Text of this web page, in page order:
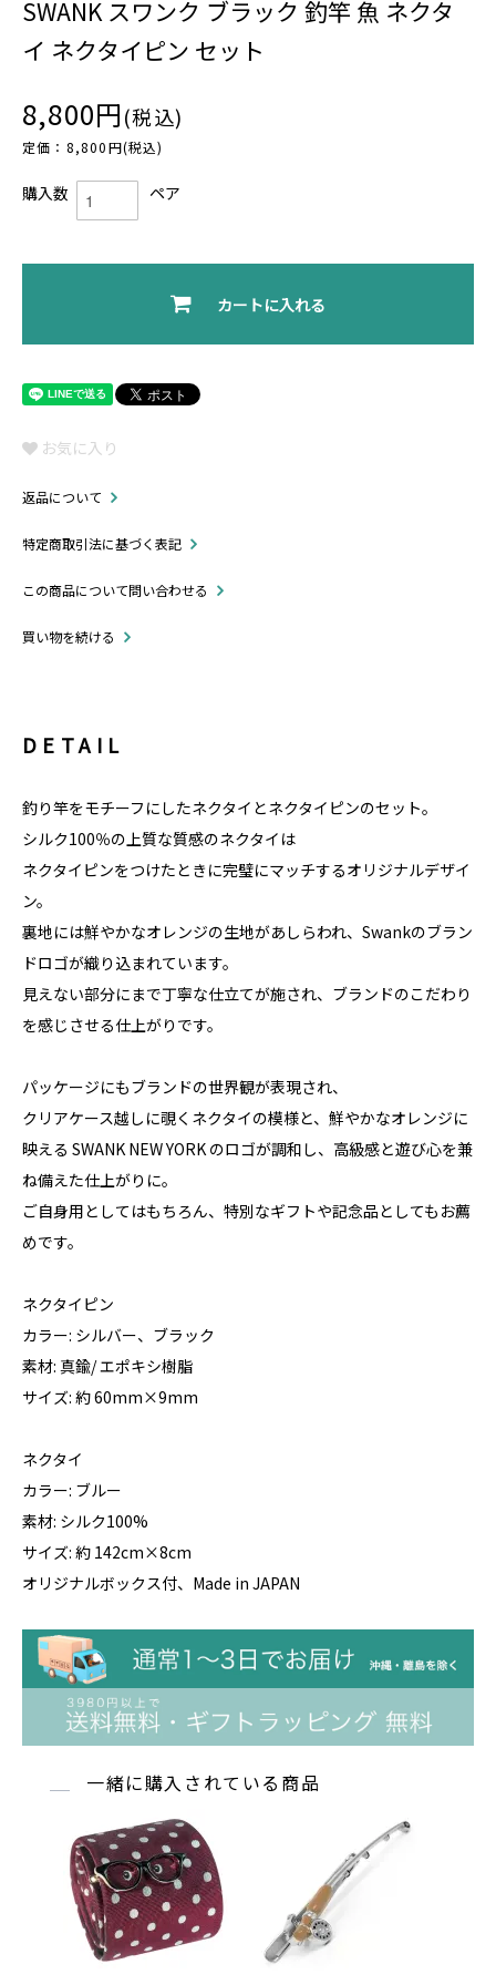
SWANK スワンク ブラック 釣竿 魚 ネクタ
イ ネクタイピン セット
8,800円(税込)
定価：8,800円(税込)
購入数 ペア
カートに入れる
お気に入り
返品について
特定商取引法に基づく表記
この商品について問い合わせる
買い物を続ける
DETAIL
釣り竿をモチーフにしたネクタイとネクタイピンのセット。
シルク100％の上質な質感のネクタイは
ネクタイピンをつけたときに完璧にマッチするオリジナルデザイ
ン。
裏地には鮮やかなオレンジの生地があしらわれ、Swankのブラン
ドロゴが織り込まれています。
見えない部分にまで丁寧な仕立てが施され、ブランドのこだわり
を感じさせる仕上がりです。
パッケージにもブランドの世界観が表現され、
クリアケース越しに覗くネクタイの模様と、鮮やかなオレンジに
映える SWANK NEW YORK のロゴが調和し、高級感と遊び心を兼
ね備えた仕上がりに。
ご自身用としてはもちろん、特別なギフトや記念品としてもお薦
めです。
ネクタイピン
カラー: シルバー、ブラック
素材: 真鍮/ エポキシ樹脂
サイズ: 約 60mm×9mm
ネクタイ
カラー: ブルー
素材: シルク100%
サイズ: 約 142cm×8cm
オリジナルボックス付、Made in JAPAN
一緒に購入されている商品